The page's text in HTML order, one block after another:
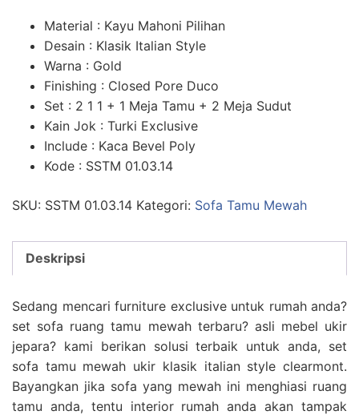
Material : Kayu Mahoni Pilihan
Desain : Klasik Italian Style
Warna : Gold
Finishing : Closed Pore Duco
Set : 2 1 1 + 1 Meja Tamu + 2 Meja Sudut
Kain Jok : Turki Exclusive
Include : Kaca Bevel Poly
Kode : SSTM 01.03.14
SKU: SSTM 01.03.14 Kategori: Sofa Tamu Mewah
Deskripsi
Sedang mencari furniture exclusive untuk rumah anda?
set sofa ruang tamu mewah terbaru? asli mebel ukir
jepara? kami berikan solusi terbaik untuk anda, set
sofa tamu mewah ukir klasik italian style clearmont.
Bayangkan jika sofa yang mewah ini menghiasi ruang
tamu anda, tentu interior rumah anda akan tampak